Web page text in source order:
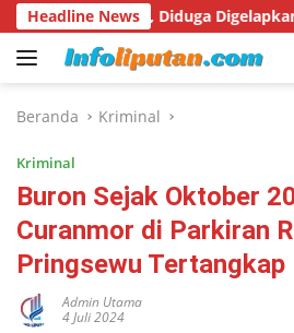
Langsung
ke
konten
Headline News
Diduga Digelapkan Ketua
Beranda Kriminal
Kriminal
Buron Sejak Oktober
Curanmor di Parkiran
Pringsewu
Admin Utama
4 Juli 2024